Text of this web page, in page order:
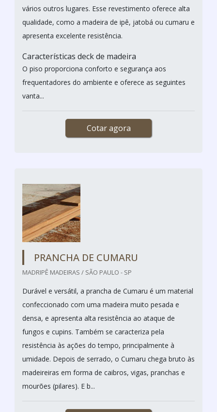
vários outros lugares. Esse revestimento oferece alta
qualidade, como a madeira de ipê, jatobá ou cumaru e
apresenta excelente resistência.
Características deck de madeira
O piso proporciona conforto e segurança aos
frequentadores do ambiente e oferece as seguintes
vanta...
Cotar agora
PRANCHA DE CUMARU
MADRIPÊ MADEIRAS / SÃO PAULO - SP
Durável e versátil, a prancha de Cumaru é um material
confeccionado com uma madeira muito pesada e
densa, e apresenta alta resistência ao ataque de
fungos e cupins. Também se caracteriza pela
resistência às ações do tempo, principalmente à
umidade. Depois de serrado, o Cumaru chega bruto às
madeireiras em forma de caibros, vigas, pranchas e
mourões (pilares). E b...